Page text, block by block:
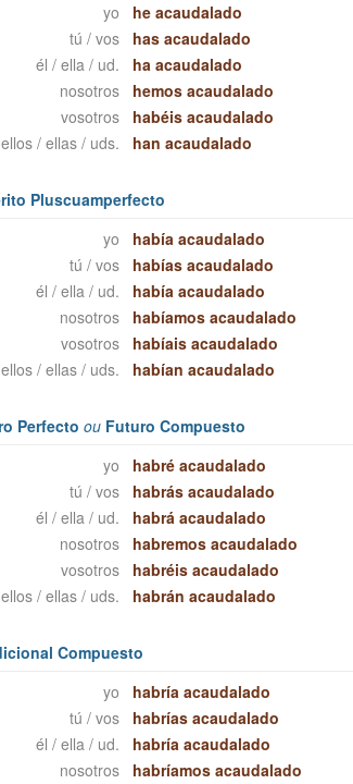
yo
he acaudalado
tú / vos
has acaudalado
él / ella / ud.
ha acaudalado
nosotros
hemos acaudalado
vosotros
habéis acaudalado
ellos / ellas / uds.
han acaudalado
Pluscuamperfecto
yo
había acaudalado
tú / vos
habías acaudalado
él / ella / ud.
había acaudalado
nosotros
habíamos acaudalado
vosotros
habíais acaudalado
ellos / ellas / uds.
habían acaudalado
Perfecto ouFuturo Compuesto
yo
habré acaudalado
tú / vos
habrás acaudalado
él / ella / ud.
habrá acaudalado
nosotros
habremos acaudalado
vosotros
habréis acaudalado
ellos / ellas / uds.
habrán acaudalado
Compuesto
yo
habría acaudalado
tú / vos
habrías acaudalado
él / ella / ud.
habría acaudalado
nosotros
habríamos acaudalado